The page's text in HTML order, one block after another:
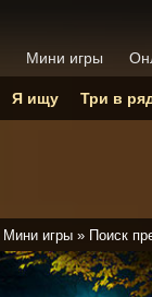
Мини игры » Поиск
Мини игры
Я ищу Три в